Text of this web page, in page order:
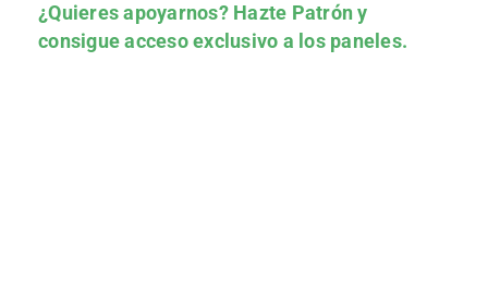
¿Quieres apoyarnos? Hazte Patróny
consigue acceso exclusivo a los paneles.